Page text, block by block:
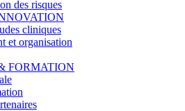
des risques
cliniques
et organisation
FORMATION